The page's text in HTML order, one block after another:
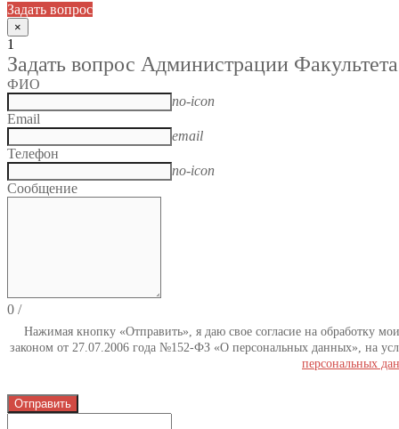
Задать вопрос
×
1
Задать вопрос Администрации Факультета
ФИО
no-icon
Email
email
Телефон
no-icon
Сообщение
0 /
Нажимая кнопку «Отправить», я даю свое согласие на обработку
законом от 27.07.2006 года №152-ФЗ «О персональных данных», на
персональных
Отправить